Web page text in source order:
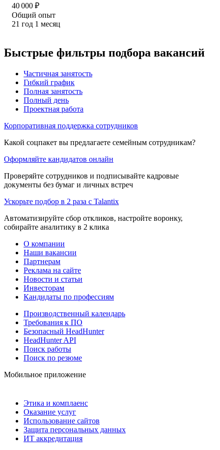
40 000 ₽
Общий опыт
21 год 1 месяц
Быстрые фильтры подбора вакансий
Частичная занятость
Гибкий график
Полная занятость
Полный день
Проектная работа
Корпоративная поддержка сотрудников
Какой соцпакет вы предлагаете семейным сотрудникам?
Оформляйте кандидатов онлайн
Проверяйте сотрудников и подписывайте кадровые
документы без бумаг и личных встреч
Ускорьте подбор в 2 раза с Talantix
Автоматизируйте сбор откликов, настройте воронку,
собирайте аналитику в 2 клика
О компании
Наши вакансии
Партнерам
Реклама на сайте
Новости и статьи
Инвесторам
Кандидаты по профессиям
Производственный календарь
Требования к ПО
Безопасный HeadHunter
HeadHunter API
Поиск работы
Поиск по резюме
Мобильное приложение
Этика и комплаенс
Оказание услуг
Использование сайтов
Защита персональных данных
ИТ аккредитация